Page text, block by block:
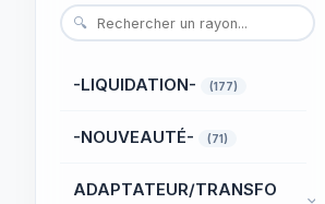
🔍
-LIQUIDATION- (177)
-NOUVEAUTÉ- (71)
ADAPTATEUR/TRANSFO